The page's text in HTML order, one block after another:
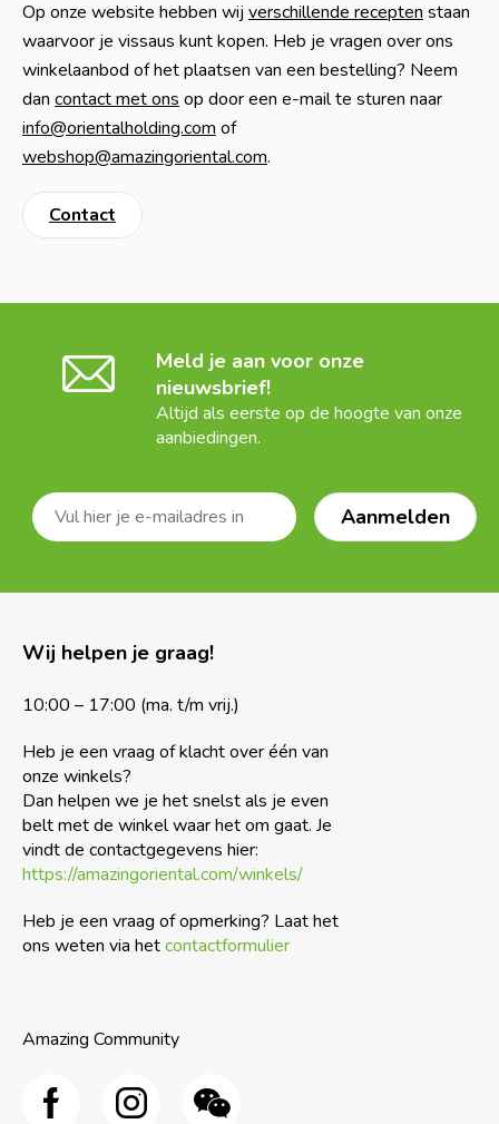
Op onze website hebben wij verschillende recepten staan
waarvoor je vissaus kunt kopen. Heb je vragen over ons
winkelaanbod of het plaatsen van een bestelling? Neem
dan contact met ons op door een e-mail te sturen naar
info@orientalholding.com of
webshop@amazingoriental.com.
Contact
Meld je aan voor onze
nieuwsbrief!
Altijd als eerste op de hoogte van onze
aanbiedingen.
Wij helpen je graag!
10:00 – 17:00 (ma. t/m vrij.)
Heb je een vraag of klacht over één van
onze winkels?
Dan helpen we je het snelst als je even
belt met de winkel waar het om gaat. Je
vindt de contactgegevens hier:
https://amazingoriental.com/winkels/
Heb je een vraag of opmerking? Laat het
ons weten via hetcontactformulier
Amazing Community